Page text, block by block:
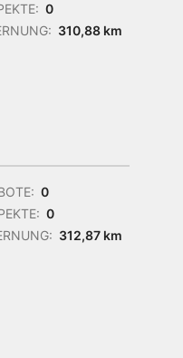
0
310,88 km
0
0
312,87 km